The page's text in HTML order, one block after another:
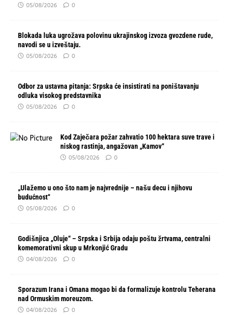
05/08/2026 0
Blokada luka ugrožava polovinu ukrajinskog izvoza gvozdene rude,
navodi se u izveštaju.
05/08/2026 0
Odbor za ustavna pitanja: Srpska će insistirati na poništavanju
odluka visokog predstavnika
05/08/2026 0
Kod Zaječara požar zahvatio 100 hektara suve trave i
niskog rastinja, angažovan „Kamov“
05/08/2026 0
„Ulažemo u ono što nam je najvrednije – našu decu i njihovu
budućnost“
05/08/2026 0
Godišnjica „Oluje“ – Srpska i Srbija odaju poštu žrtvama, centralni
komemorativni skup u Mrkonjić Gradu
04/08/2026 0
Sporazum Irana i Omana mogao bi da formalizuje kontrolu Teherana
nad Ormuskim moreuzom.
04/08/2026 0